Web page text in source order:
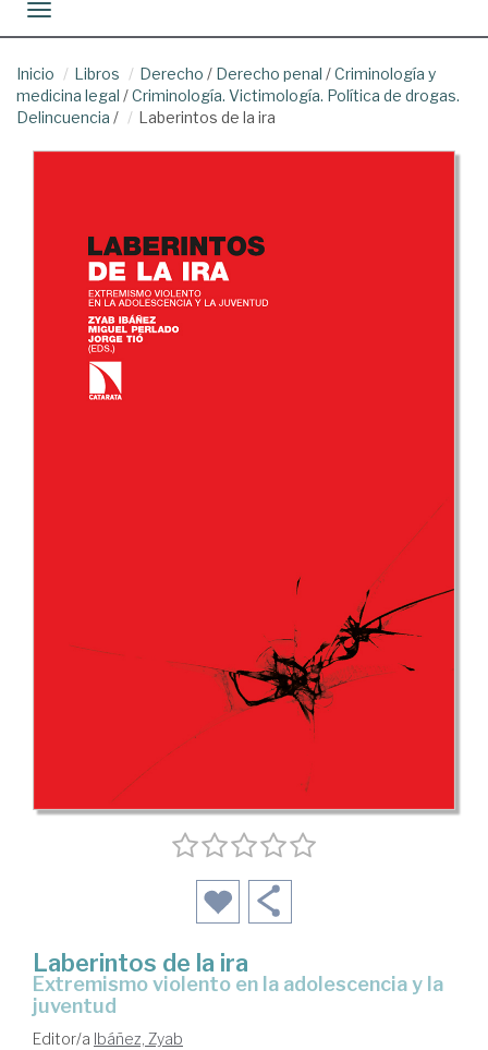
Toggle navigation
Inicio Libros Derecho / Derecho penal /Criminología y
medicina legal /Criminología. Victimología. Política de drogas.
Delincuencia / Laberintos de la ira
Laberintos de la ira
extremismo violento en la adolescencia y la
juventud
Editor/a Ibáñez, Zyab